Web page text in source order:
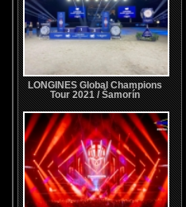
LONGINES Global Champions
Tour 2021 / Šamorín